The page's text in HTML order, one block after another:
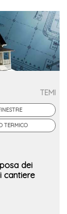
TEMI
TERMICO
dei
cantiere